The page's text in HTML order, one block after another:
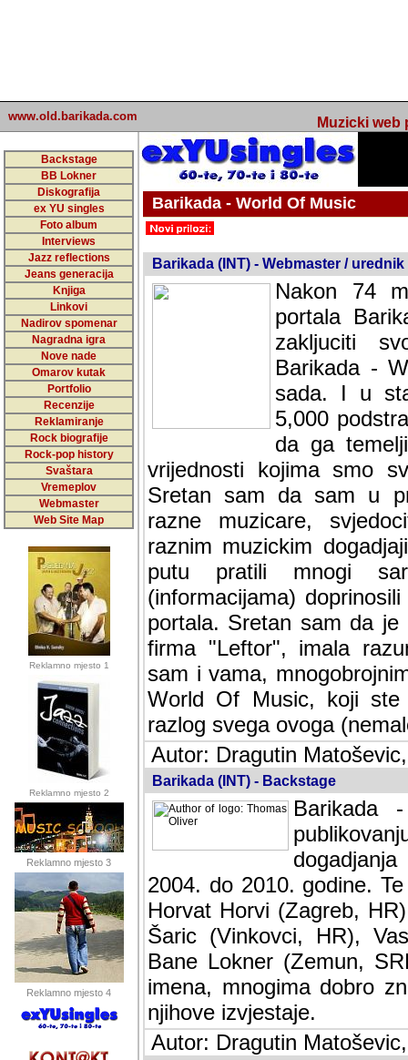
www.old.barikada.com Muzicki web
Backstage
BB Lokner
Diskografija
ex YU singles
Foto album
Interviews
Jazz reflections
Jeans generacija
Knjiga
Linkovi
Nadirov spomenar
Nagradna igra
Nove nade
Omarov kutak
Portfolio
Recenzije
Reklamiranje
Rock biografije
Rock-pop history
Svaštara
Vremeplov
Webmaster
Web Site Map
Reklamno mjesto 1
Reklamno mjesto 2
Reklamno mjesto 3
Reklamno mjesto 4
Barikada - World Of Music
Barikada (INT) - Webmaster / urednik
Nakon 74
portala
zakljuciti
Barikada -
sada. I u
5,000
da ga
vrijednosti kojima smo
Sretan sam da sam u
muzicare, svjedociti
muzickim dogadjajima...
mnogi saradnici koji
doprinosili vrijednosti i
sam da je i moj web
imala razumijevanja za
mnogobrojnim
Music, koji ste ga
ovoga (nemalog) rada.
Autor: Dragutin
Barikada (INT) - Backstage
Barikada
2004. do 2010. godine.
Horvat Horvi (Zagreb,
Šaric (Vinkovci, HR),
Bane Lokner (Zemun,
imena, mnogima dobro
njihove izvjestaje.
Autor: Dragutin